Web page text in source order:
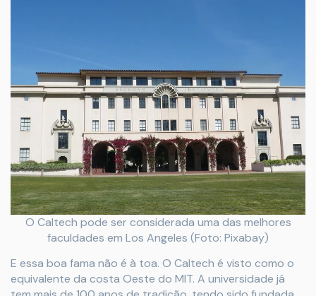
O Caltech pode ser considerada uma das melhores
faculdades em Los Angeles (Foto: Pixabay)
E essa boa fama não é à toa. O Caltech é visto como o
equivalente da costa Oeste do MIT. A universidade já